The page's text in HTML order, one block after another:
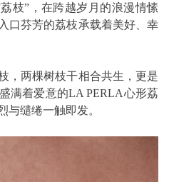
枝”，在跨越岁月的浪漫情愫
口芬芳的荔枝承载着美好、幸
，两棵树枝干相合共生，更是
满着爱意的LA PERLA心形荔
与缱绻一触即发。